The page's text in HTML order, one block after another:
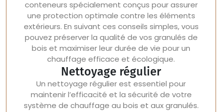
conteneurs spécialement conçus pour assurer
une protection optimale contre les éléments
extérieurs. En suivant ces conseils simples, vous
pouvez préserver la qualité de vos granulés de
bois et maximiser leur durée de vie pour un
chauffage efficace et écologique.
Nettoyage régulier
Un nettoyage régulier est essentiel pour
maintenir l’efficacité et la sécurité de votre
système de chauffage au bois et aux granulés.